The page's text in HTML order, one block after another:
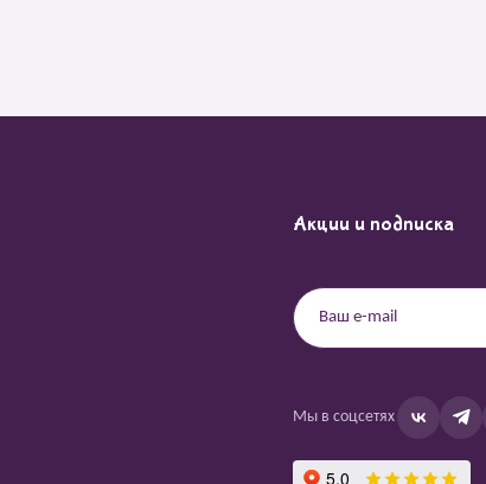
Акции и подписка
Мы в соцсетях